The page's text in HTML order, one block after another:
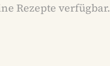
Rezepte verfügbar.